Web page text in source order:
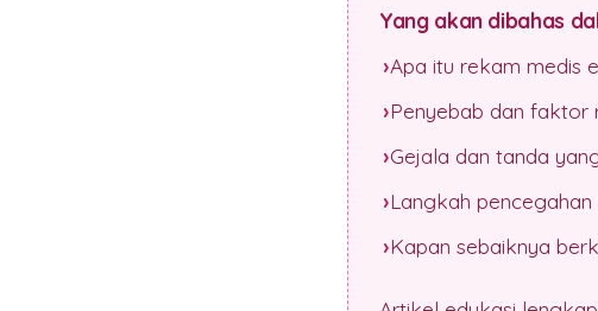
Yang akan dibahas
Apa itu rekam medis
Penyebab dan faktor
Gejala dan tanda
Langkah
Kapan sebaiknya